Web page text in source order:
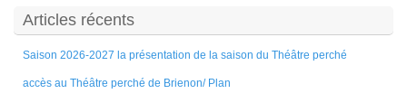
Articles récents
Saison 2026-2027 la présentation de la saison du Théâtre perché
accès au Théâtre perché de Brienon/ Plan